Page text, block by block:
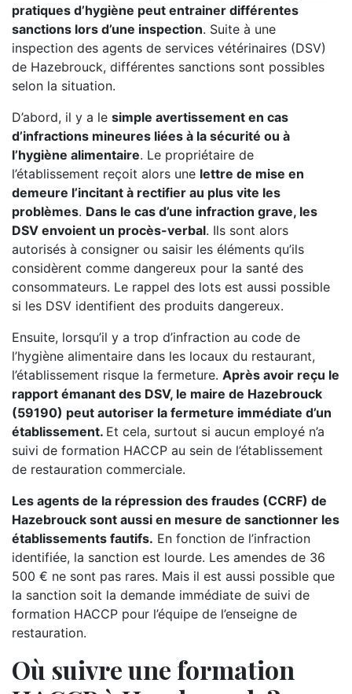
pratiques d’hygiène peut entrainer différentes
sanctions lors d’une inspection. Suite à une
inspection des agents de services vétérinaires (DSV)
de Hazebrouck, différentes sanctions sont possibles
selon la situation.
D’abord, il y a le simple avertissement en cas
d’infractions mineures liées à la sécurité ou à
l’hygiène alimentaire. Le propriétaire de
l’établissement reçoit alors une lettre de mise en
demeure l’incitant à rectifier au plus vite les
problèmes. Dans le cas d’une infraction grave, les
DSV envoient un procès-verbal. Ils sont alors
autorisés à consigner ou saisir les éléments qu’ils
considèrent comme dangereux pour la santé des
consommateurs. Le rappel des lots est aussi possible
si les DSV identifient des produits dangereux.
Ensuite, lorsqu’il y a trop d’infraction au code de
l’hygiène alimentaire dans les locaux du restaurant,
l’établissement risque la fermeture. Après avoir reçu le
rapport émanant des DSV, le maire de Hazebrouck
(59190) peut autoriser la fermeture immédiate d’un
établissement. Et cela, surtout si aucun employé n’a
suivi de formation HACCP au sein de l’établissement
de restauration commerciale.
Les agents de la répression des fraudes (CCRF) de
Hazebrouck sont aussi en mesure de sanctionner les
établissements fautifs. En fonction de l’infraction
identifiée, la sanction est lourde. Les amendes de 36
500 € ne sont pas rares. Mais il est aussi possible que
la sanction soit la demande immédiate de suivi de
formation HACCP pour l’équipe de l’enseigne de
restauration.
Où suivre une formation